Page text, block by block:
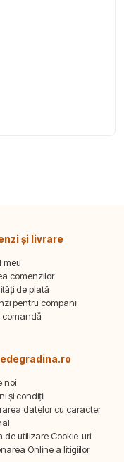
și livrare
meu
comenzilor
de plată
pentru companii
comandă
noi
și condiții
datelor cu caracter
de utilizare Cookie-uri
Online a litigiilor